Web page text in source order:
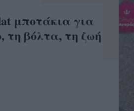
μποτάκια για
τη βόλτα, τη ζωή